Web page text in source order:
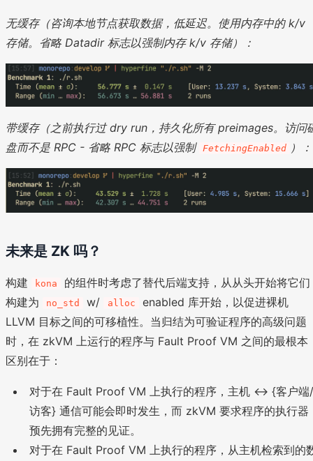
无缓存（咨询本地节点获取数据，低延迟。使用内存中的 k/v
存储。省略 Datadir 标志以强制内存 k/v 存储）：
带缓存（之前执行过 dry run，持久化所有 preimages。访问
盘而不是 RPC - 省略 RPC 标志以强制 FetchingEnabled ）：
未来是 ZK 吗？
构建 kona
的组件时考虑了替代后端支持，从从头开始将它们
构建为
no_std w/ alloc
enabled 库开始，以促进裸机
LLVM 目标之间的可移植性。当归结为可验证程序的高级问题
时，在 zkVM 上运行的程序与 Fault Proof VM 之间的最根本
区别在于：
对于在 Fault Proof VM 上执行的程序，主机 <-> {客户端/
访客} 通信可能会即时发生，而 zkVM 要求程序的执行器
预先拥有完整的见证。
对于在 Fault Proof VM 上执行的程序，从主机检索到的